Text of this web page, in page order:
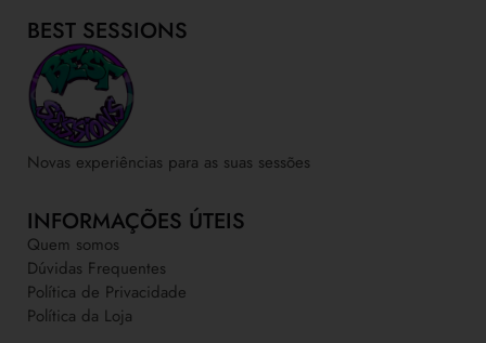
BEST SESSIONS
Novas experiências para as suas sessões
INFORMAÇÕES ÚTEIS
Quem somos
Dúvidas Frequentes
Política de Privacidade
Política da Loja